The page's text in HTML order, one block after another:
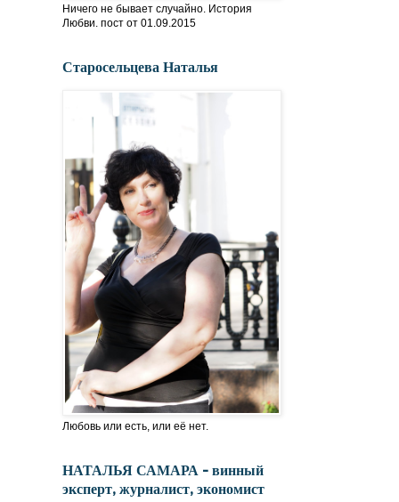
Ничего не бывает случайно. История
Любви. пост от 01.09.2015
Старосельцева Наталья
Любовь или есть, или её нет.
НАТАЛЬЯ САМАРА - винный
эксперт, журналист, экономист